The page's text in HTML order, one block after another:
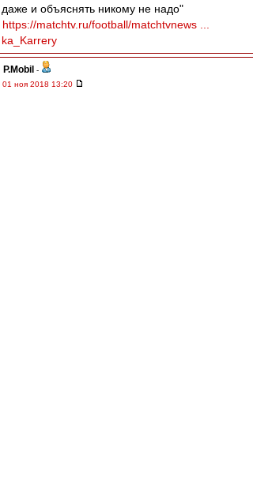
даже и объяснять никому не надо"
https://matchtv.ru/football/matchtvnews ...
ka_Karrery
P.Mobil -
01 ноя 2018 13:20